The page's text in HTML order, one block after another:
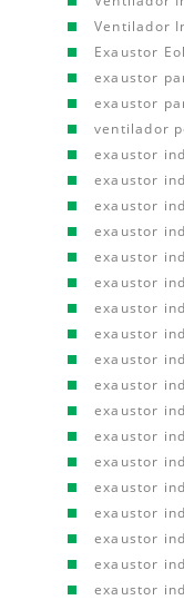
Ventilador
Exaustor
exaustor
exaustor
ventilador
exaustor
exaustor
exaustor
exaustor
exaustor
exaustor
exaustor
exaustor
exaustor
exaustor
exaustor
exaustor
exaustor
exaustor
exaustor
exaustor
exaustor
exaustor